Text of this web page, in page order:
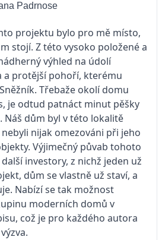
Padrnose
projektu bylo pro mě místo,
stojí. Z této vysoko položené a
výhled na údolí
a protější pohoří, kterému
Třebaže okolí domu
je odtud patnáct minut pěšky
Náš dům byl v této lokalitě
nijak omezováni při jeho
Výjimečný půvab tohoto
investory, z nichž jeden už
dům se vlastně už staví, a
Nabízí se tak možnost
moderních domů v
což je pro každého autora